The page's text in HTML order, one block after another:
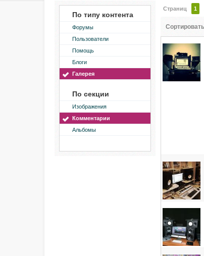
По типу контента
Форумы
Пользователи
Помощь
Блоги
Галерея
По секции
Изображения
Комментарии
Альбомы
Страниц 1
Сортировать